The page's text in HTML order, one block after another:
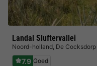
Landal Sluftervallei
Noord-holland, De Cocksdorp
7.9 Goed